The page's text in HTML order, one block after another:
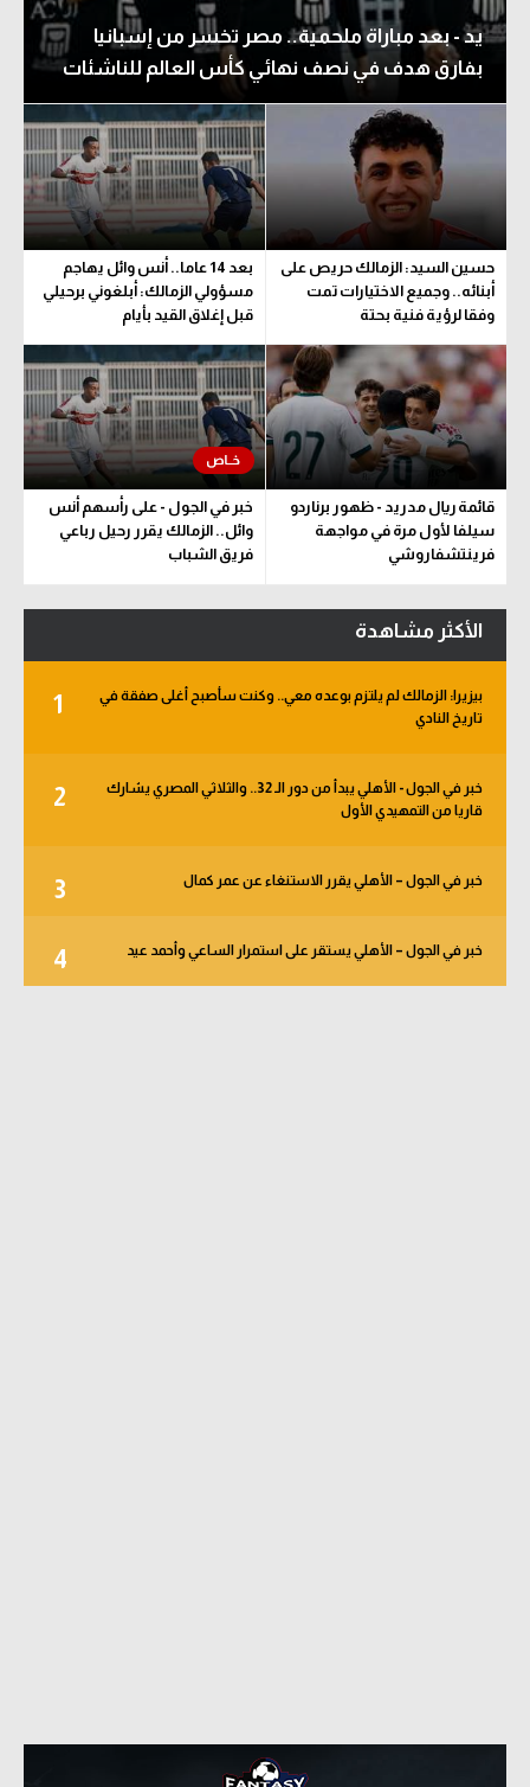
يد - بعد مباراة ملحمية.. مصر تخسر من إسبانيا
بفارق هدف في نصف نهائي كأس العالم للناشئات
حسين السيد: الزمالك حريص على
أبنائه.. وجميع الاختيارات تمت
وفقا لرؤية فنية بحتة
بعد 14 عاما.. أنس وائل يهاجم
مسؤولي الزمالك: أبلغوني برحيلي
قبل إغلاق القيد بأيام
قائمة ريال مدريد - ظهور برناردو
سيلفا لأول مرة في مواجهة
فرينتشفاروشي
خبر في الجول - على رأسهم أنس
وائل.. الزمالك يقرر رحيل رباعي
فريق الشباب
الأكثر مشاهدة
1
بيزيرا: الزمالك لم يلتزم بوعده معي.. وكنت سأصبح أغلى صفقة في
تاريخ النادي
2
خبر في الجول - الأهلي يبدأ من دور الـ 32.. والثلاثي المصري يشارك
قاريا من التمهيدي الأول
3 خبر في الجول – الأهلي يقرر الاستنغاء عن عمر كمال
4 خبر في الجول – الأهلي يستقر على استمرار الساعي وأحمد عيد